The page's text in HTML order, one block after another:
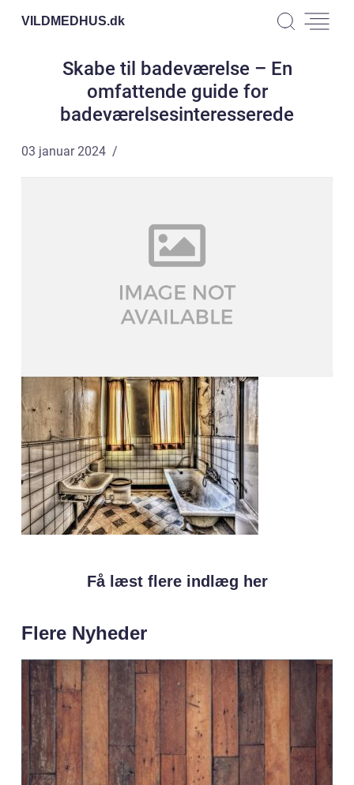
VILDMEDHUS.dk
Skabe til badeværelse – En
omfattende guide for
badeværelsesinteresserede
03 januar 2024
Få læst flere indlæg her
Flere Nyheder